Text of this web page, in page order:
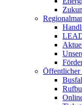
Öffentlicher